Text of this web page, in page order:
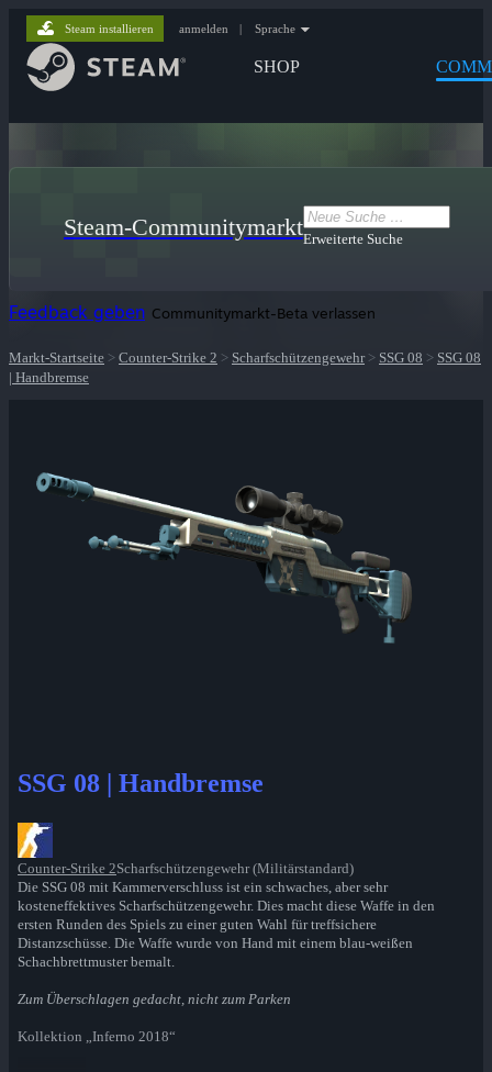
SHOP
Steam installieren anmelden | Sprache
Steam-CommunitymarktErweiterte Suche
Feedback geben Communitymarkt-Beta verlassen
Markt-Startseite > Counter-Strike 2 > Scharfschützengewehr> SSG 08 > SSG 08
| Handbremse
SSG 08 | Handbremse
Counter-Strike 2Scharfschützengewehr (Militärstandard)
Die SSG 08 mit Kammerverschluss ist ein schwaches, aber sehr
kosteneffektives Scharfschützengewehr. Dies macht diese Waffe in den
ersten Runden des Spiels zu einer guten Wahl für treffsichere
Distanzschüsse. Die Waffe wurde von Hand mit einem blau-weißen
Schachbrettmuster bemalt.
Zum Überschlagen gedacht, nicht zum Parken
Kollektion „Inferno 2018“